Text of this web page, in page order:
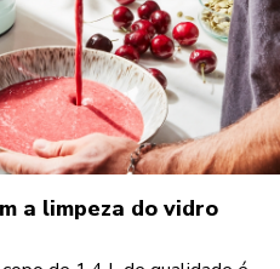
a limpeza do vidro